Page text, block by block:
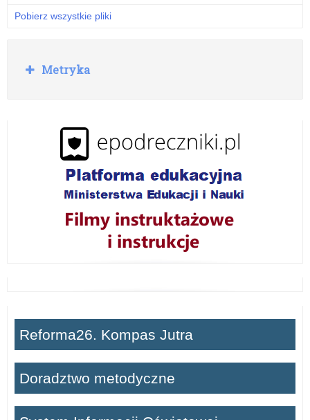
Pobierz wszystkie pliki
R
o
Metryka
Reforma26. Kompas Jutra
Doradztwo metodyczne